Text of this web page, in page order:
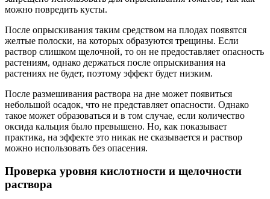
можно повредить кусты.
После опрыскивания таким средством на плодах появятся
желтые полоски, на которых образуются трещины. Если
раствор слишком щелочной, то он не предоставляет опасность
растениям, однако держаться после опрыскивания на
растениях не будет, поэтому эффект будет низким.
После размешивания раствора на дне может появиться
небольшой осадок, что не представляет опасности. Однако
такое может образоваться и в том случае, если количество
оксида кальция было превышено. Но, как показывает
практика, на эффекте это никак не сказывается и раствор
можно использовать без опасения.
Проверка уровня кислотности и щелочности
раствора